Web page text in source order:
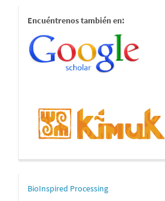
estamostambien
Encuéntrenos también en:
mascerca
BioInspired Processing